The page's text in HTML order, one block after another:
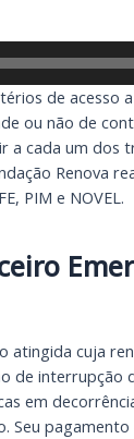
de acesso
ou não de
a cada um dos
Renova
PIM e NOVEL.
atingida cuja
de interrupção
em
Seu